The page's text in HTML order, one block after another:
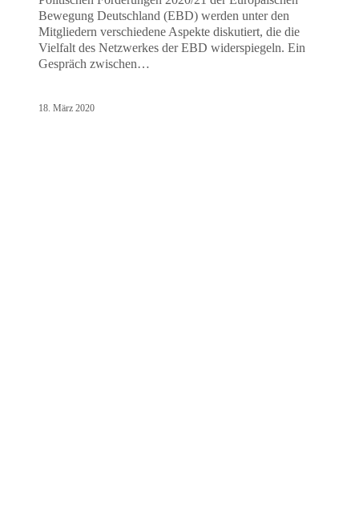
Bewegung Deutschland (EBD) werden unter den
Mitgliedern verschiedene Aspekte diskutiert, die die
Vielfalt des Netzwerkes der EBD widerspiegeln. Ein
Gespräch zwischen…
18. März 2020